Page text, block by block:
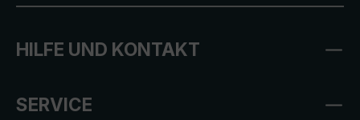
HILFE UND KONTAKT
SERVICE